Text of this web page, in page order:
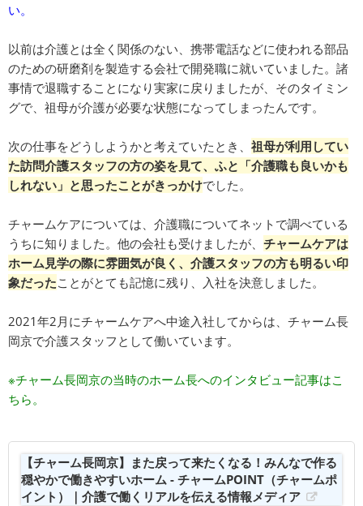
い。
以前は介護とは全く関係のない、携帯電話などに使われる部品
のための研磨剤を製造する会社で開発職に就いていました。諸
事情で退職することになり実家に戻りましたが、そのタイミン
グで、祖母が介護が必要な状態になってしまったんです。
次の仕事をどうしようかと考えていたとき、 祖母が利用してい
た訪問介護スタッフの方の姿を見て、ふと「介護職も良いかも
しれない」と思ったことがきっかけでした。
チャームケアについては、介護職についてネットで調べている
うちに知りました。他の会社も受けましたが、 チャームケアは
ホーム見学の際に雰囲気が良く、介護スタッフの方も明るい印
象だったことがとても記憶に残り、入社を決意しました。
2021年2月にチャームケアへ中途入社してからは、チャーム長
岡京で介護スタッフとして働いています。
※チャーム長岡京の当時のホーム長へのインタビュー記事はこ
ちら。
【チャーム長岡京】また戻って来たくなる！みんなで作る
穏やかで働きやすいホーム - チャームPOINT（チャームポ
イント）｜介護で働くリアルを伝える情報メディア